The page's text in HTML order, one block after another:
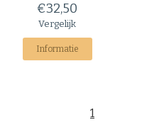
€32,50
Vergelijk
Informatie
1